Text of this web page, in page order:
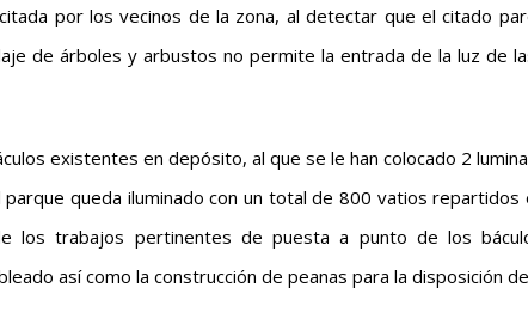
por los vecinos de la zona, al detectar que el citado
de árboles y arbustos no permite la entrada de la luz de
existentes en depósito, al que se le han colocado 2
queda iluminado con un total de 800 vatios
los trabajos pertinentes de puesta a punto de los
así como la construcción de peanas para la disposición